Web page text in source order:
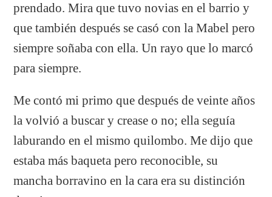
prendado. Mira que tuvo novias en el barrio y
que también después se casó con la Mabel pero
siempre soñaba con ella. Un rayo que lo marcó
para siempre.
Me contó mi primo que después de veinte años
la volvió a buscar y crease o no; ella seguía
laburando en el mismo quilombo. Me dijo que
estaba más baqueta pero reconocible, su
mancha borravino en la cara era su distinción